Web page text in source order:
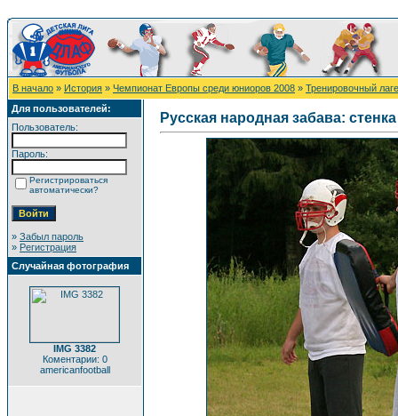
В начало » История » Чемпионат Европы среди юниоров 2008 » Тренировочный
Для пользователей:
Пользователь:
Пароль:
Регистрироваться
автоматически?
» Забыл пароль
» Регистрация
Случайная фотография
IMG 3382
Коментарии: 0
americanfootball
Русская народная забава: